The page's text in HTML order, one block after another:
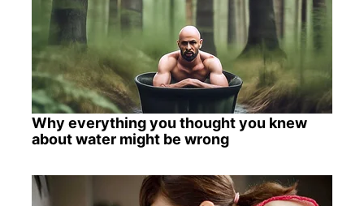
Why everything you thought you knew
about water might be wrong